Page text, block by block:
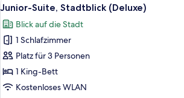
Fotos
für
Junior-
Suite,
Stadtblick
(Deluxe)
8
Junior-Suite, Stadtblick (Deluxe)
Blick auf die Stadt
1 Schlafzimmer
Platz für 3 Personen
1 King-Bett
Kostenloses WLAN